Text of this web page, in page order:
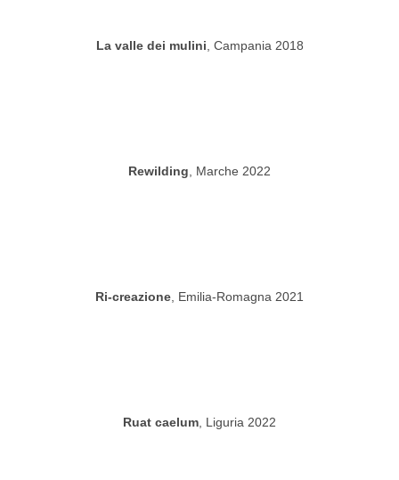
La valle dei mulini , Campania 2018
Rewilding , Marche 2022
Ri-creazione , Emilia-Romagna 2021
Ruat caelum , Liguria 2022